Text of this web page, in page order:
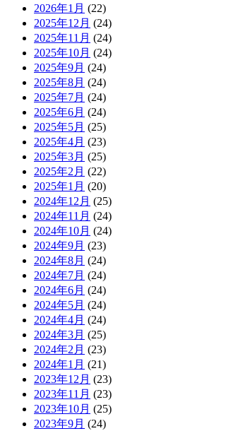
2026年1月 (22)
2025年12月 (24)
2025年11月 (24)
2025年10月 (24)
2025年9月 (24)
2025年8月 (24)
2025年7月 (24)
2025年6月 (24)
2025年5月 (25)
2025年4月 (23)
2025年3月 (25)
2025年2月 (22)
2025年1月 (20)
2024年12月 (25)
2024年11月 (24)
2024年10月 (24)
2024年9月 (23)
2024年8月 (24)
2024年7月 (24)
2024年6月 (24)
2024年5月 (24)
2024年4月 (24)
2024年3月 (25)
2024年2月 (23)
2024年1月 (21)
2023年12月 (23)
2023年11月 (23)
2023年10月 (25)
2023年9月 (24)